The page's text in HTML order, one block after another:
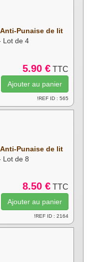
Punaise de lit
Lot de 4
5.90 € TTC
!REF ID : 565
Punaise de lit
Lot de 8
8.50 € TTC
!REF ID : 2164